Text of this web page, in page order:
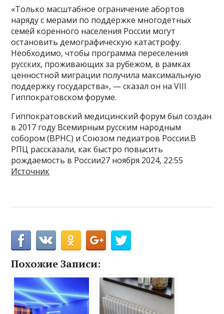
«Только масштабное ограничение абортов
наряду с мерами по поддержке многодетных
семей коренного населения России могут
остановить демографическую катастрофу.
Необходимо, чтобы программа переселения
русских, проживающих за рубежом, в рамках
ценностной миграции получила максимальную
поддержку государства», — сказал он на VIII
Гиппократовском форуме.
Гиппократовский медицинский форум был создан
в 2017 году Всемирным русским народным
собором (ВРНС) и Союзом педиатров России.В
РПЦ рассказали, как быстро повысить
рождаемость в России27 ноября 2024, 22:55
Источник
Похожие Записи: